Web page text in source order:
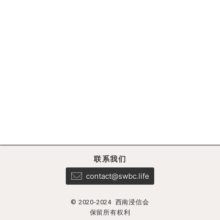
联系我们
contact@swbc.life
© 2020-2024 西南浸信会
保留所有权利